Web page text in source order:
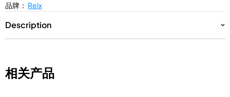
品牌： Relx
Description
相关产品